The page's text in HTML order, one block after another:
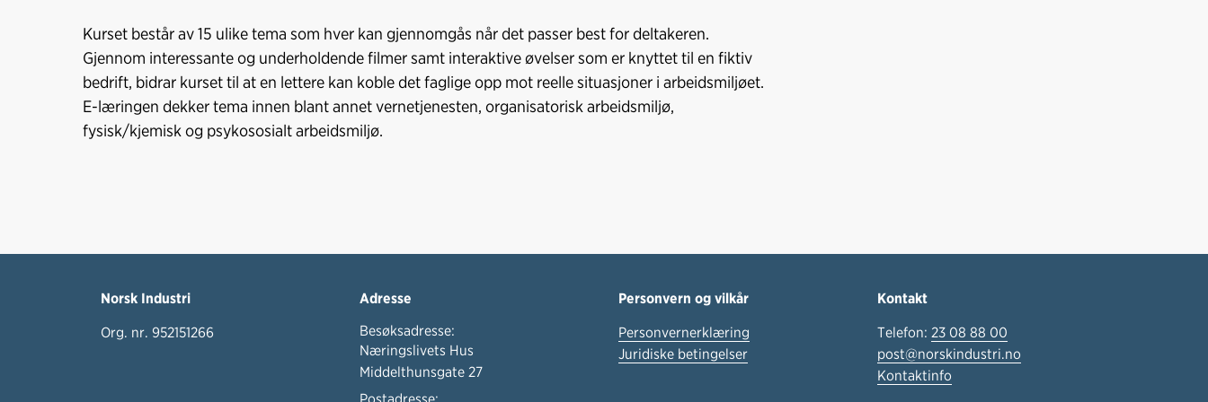
e
b
o
k
I
s
Kurset består av 15 ulike tema som hver kan gjennomgås når det passer best for deltakeren.
Gjennom interessante og underholdende filmer samt interaktive øvelser som er knyttet til en fiktiv
bedrift, bidrar kurset til at en lettere kan koble det faglige opp mot reelle situasjoner i arbeidsmiljøet.
E-læringen dekker tema innen blant annet vernetjenesten, organisatorisk arbeidsmiljø,
fysisk/kjemisk og psykososialt arbeidsmiljø.
Norsk Industri
Org. nr. 952151266
Adresse
Besøksadresse:
Næringslivets Hus
Middelthunsgate 27
Personvern og vilkår
Personvernerklæring
Juridiske betingelser
Kontakt
Telefon: 23 08 88 00
post@norskindustri.no
Kontaktinfo